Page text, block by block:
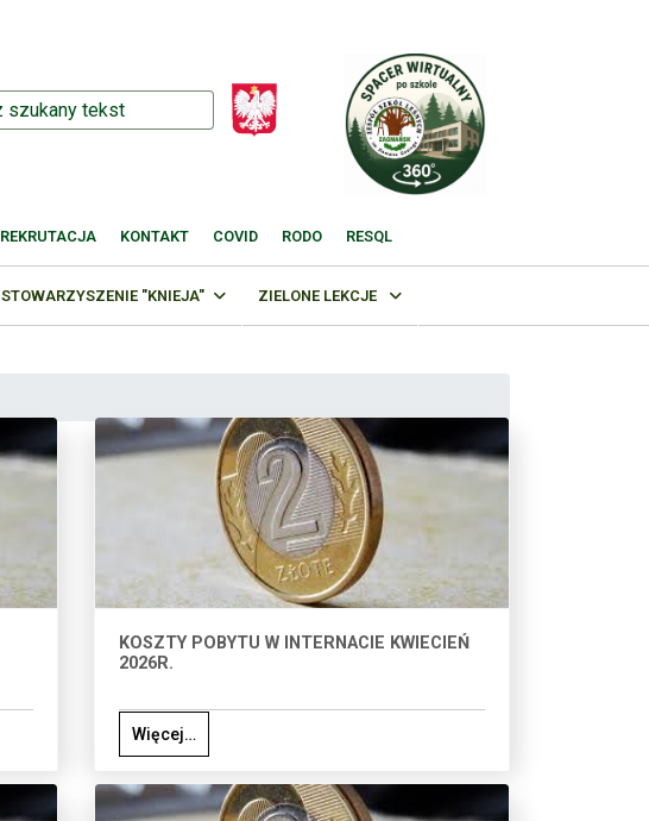
REKRUTACJA KONTAKT COVID RODO RESQL
STOWARZYSZENIE "KNIEJA" ZIELONE LEKCJE
KOSZTY POBYTU W INTERNACIE KWIECIEŃ
2026R.
Więcej…